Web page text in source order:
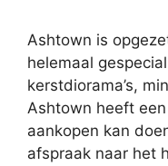
Ashtown is
helemaal
kerstdiorama’s,
Ashtown heeft
aankopen kan
afspraak naar het